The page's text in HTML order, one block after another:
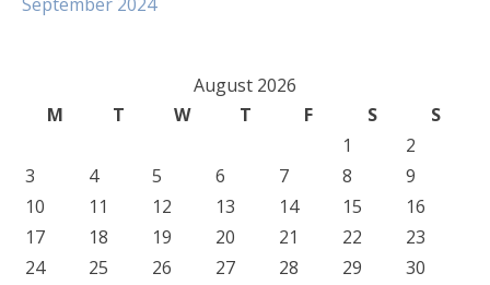
August 2026
M
T W T F S
S
1
2
3
4 5 6 7 8
9
10
11 12 13 14 15
16
17
18 19 20 21 22
23
24
25 26 27 28 29
30